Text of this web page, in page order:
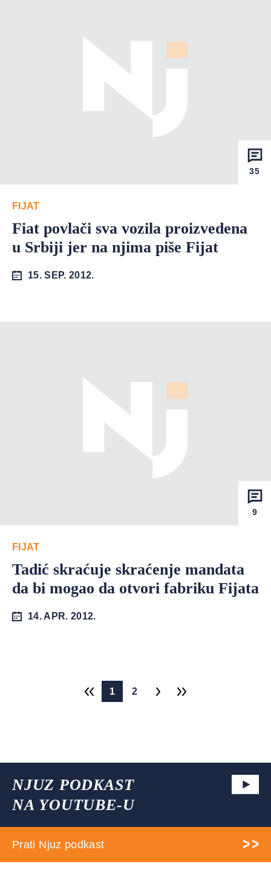
35
FIJAT
Fiat povlači sva vozila proizvedena
u Srbiji jer na njima piše Fijat
15. SEP. 2012.
9
FIJAT
Tadić skraćuje skraćenje mandata
da bi mogao da otvori fabriku Fijata
14. APR. 2012.
1 2
NJUZ PODKAST
NA YOUTUBE-U
Prati Njuz podkast